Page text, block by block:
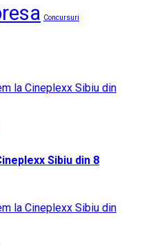
Concursuri
Sibiu din 8